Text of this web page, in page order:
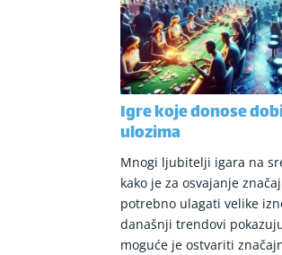
Igre koje donose
ulozima
Mnogi ljubitelji igara na
kako je za osvajanje
potrebno ulagati velike
današnji trendovi
moguće je ostvariti